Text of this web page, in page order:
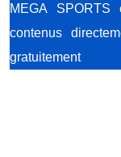
MEGA
contenus
gratuitement